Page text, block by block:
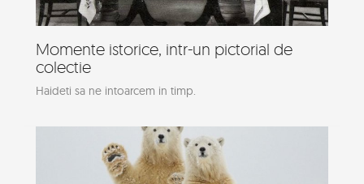
Momente istorice, intr-un pictorial de
colectie
Haideti sa ne intoarcem in timp.